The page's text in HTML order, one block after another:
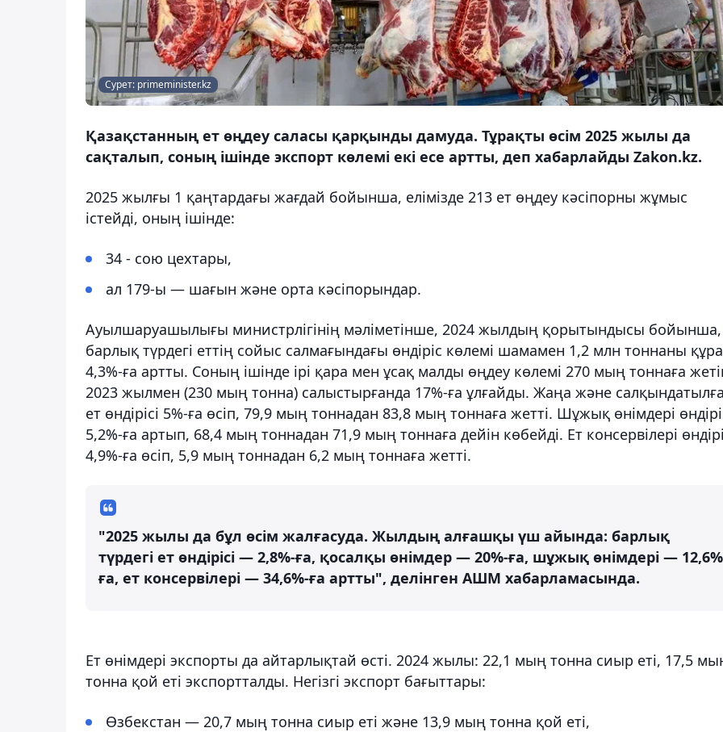
Сурет: primeminister.kz
Қазақстанның ет өңдеу саласы қарқынды дамуда. Тұрақты өсім 2025 жылы да
сақталып, соның ішінде экспорт көлемі екі есе артты, деп хабарлайды Zakon.kz.
2025 жылғы 1 қаңтардағы жағдай бойынша, елімізде 213 ет өңдеу кәсіпорны жұмыс
істейді, оның ішінде:
34 - сою цехтары,
ал 179-ы — шағын және орта кәсіпорындар.
Ауылшаруашылығы министрлігінің мәліметінше, 2024 жылдың қорытындысы бойынша,
барлық түрдегі еттің сойыс салмағындағы өндіріс көлемі шамамен 1,2 млн тоннаны
4,3%-ға артты. Соның ішінде ірі қара мен ұсақ малды өңдеу көлемі 270 мың тоннаға
2023 жылмен (230 мың тонна) салыстырғанда 17%-ға ұлғайды. Жаңа және
ет өндірісі 5%-ға өсіп, 79,9 мың тоннадан 83,8 мың тоннаға жетті. Шұжық өнімдері
5,2%-ға артып, 68,4 мың тоннадан 71,9 мың тоннаға дейін көбейді. Ет консервілері
4,9%-ға өсіп, 5,9 мың тоннадан 6,2 мың тоннаға жетті.
"2025 жылы да бұл өсім жалғасуда. Жылдың алғашқы үш айында: барлық
түрдегі ет өндірісі — 2,8%-ға, қосалқы өнімдер — 20%-ға, шұжық өнімдері —
ға, ет консервілері — 34,6%-ға артты", делінген АШМ хабарламасында.
Ет өнімдері экспорты да айтарлықтай өсті. 2024 жылы: 22,1 мың тонна сиыр еті, 17,5
тонна қой еті экспортталды. Негізгі экспорт бағыттары:
Өзбекстан — 20,7 мың тонна сиыр еті және 13,9 мың тонна қой еті,